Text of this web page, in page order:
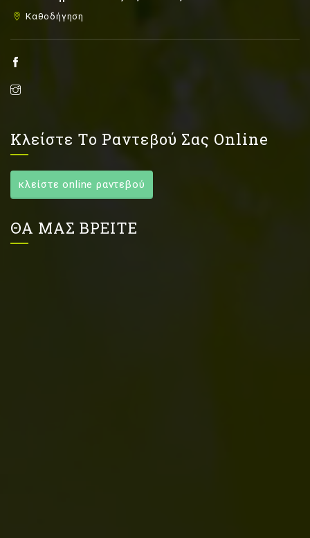
Καθοδήγηση
Κλείστε Το Ραντεβού Σας Online
κλείστε online ραντεβού
ΘΑ ΜΑΣ ΒΡΕΙΤΕ